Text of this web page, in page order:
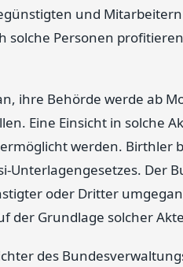
und
solche Personen
ihre Behörde werde ab
Eine Einsicht in solche
ermöglicht werden.
Unterlagengesetzes. Der
oder Dritter
der Grundlage solcher
des